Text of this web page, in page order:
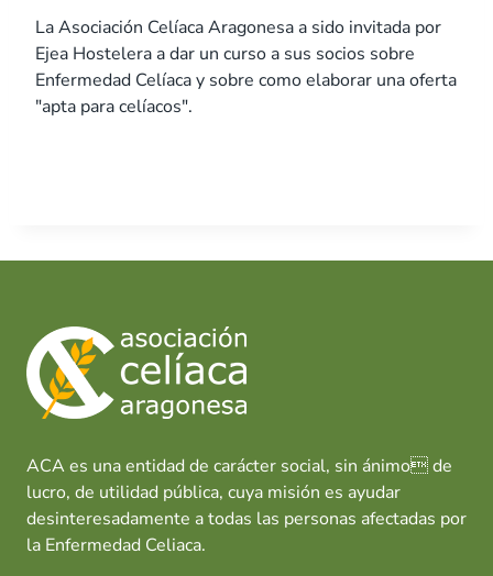
La Asociación Celíaca Aragonesa a sido invitada por
Ejea Hostelera a dar un curso a sus socios sobre
Enfermedad Celíaca y sobre como elaborar una oferta
"apta para celíacos".
ACA es una entidad de carácter social, sin ánimo de
lucro, de utilidad pública, cuya misión es ayudar
desinteresadamente a todas las personas afectadas por
la Enfermedad Celiaca.